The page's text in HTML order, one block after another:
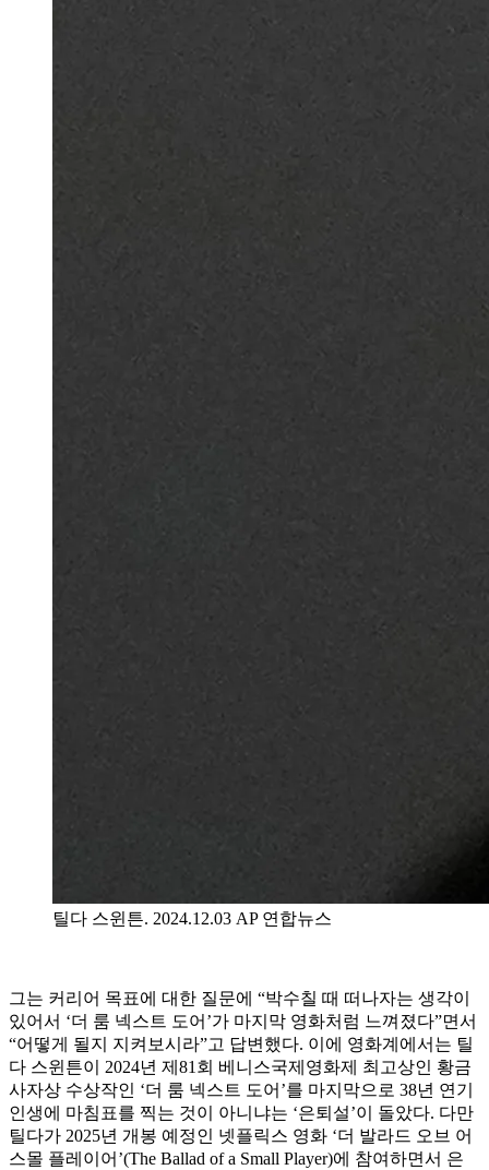
틸다 스윈튼. 2024.12.03 AP 연합뉴스
그는 커리어 목표에 대한 질문에 “박수칠 때 떠나자는 생각이
있어서 ‘더 룸 넥스트 도어’가 마지막 영화처럼 느껴졌다”면서
“어떻게 될지 지켜보시라”고 답변했다. 이에 영화계에서는 틸
다 스윈튼이 2024년 제81회 베니스국제영화제 최고상인 황금
사자상 수상작인 ‘더 룸 넥스트 도어’를 마지막으로 38년 연기
인생에 마침표를 찍는 것이 아니냐는 ‘은퇴설’이 돌았다. 다만
틸다가 2025년 개봉 예정인 넷플릭스 영화 ‘더 발라드 오브 어
스몰 플레이어’(The Ballad of a Small Player)에 참여하면서 은